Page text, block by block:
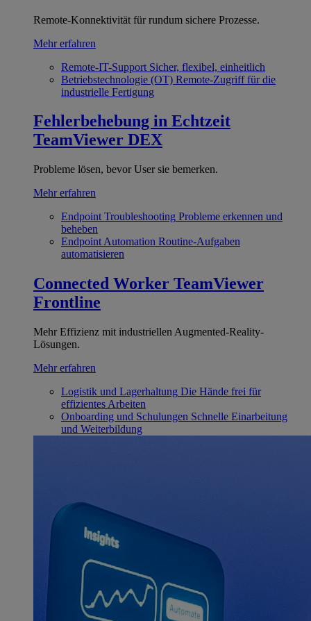
Remote-Konnektivität für rundum sichere Prozesse.
Mehr erfahren
Remote-IT-Support Sicher, flexibel, einheitlich
Betriebstechnologie (OT) Remote-Zugriff für die
industrielle Fertigung
Fehlerbehebung in Echtzeit
TeamViewer DEX
Probleme lösen, bevor User sie bemerken.
Mehr erfahren
Endpoint Troubleshooting Probleme erkennen und
beheben
Endpoint Automation Routine-Aufgaben
automatisieren
Connected Worker TeamViewer
Frontline
Mehr Effizienz mit industriellen Augmented-Reality-
Lösungen.
Mehr erfahren
Logistik und Lagerhaltung Die Hände frei für
effizientes Arbeiten
Onboarding und Schulungen Schnelle Einarbeitung
und Weiterbildung